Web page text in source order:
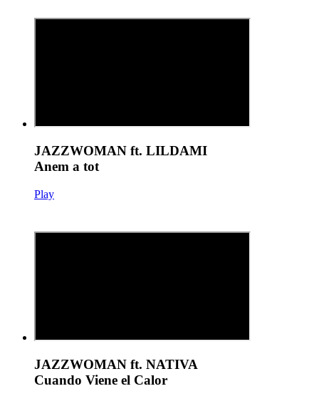
JAZZWOMAN ft. LILDAMI
Anem a tot
Play
JAZZWOMAN ft. NATIVA
Cuando Viene el Calor